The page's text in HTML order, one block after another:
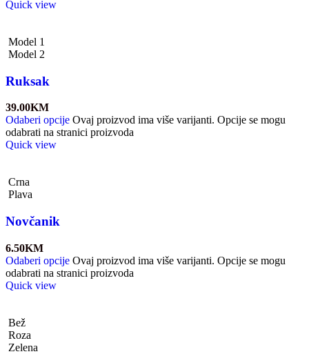
Quick view
Model 1
Model 2
Ruksak
39.00KM
Odaberi opcije Ovaj proizvod ima više varijanti. Opcije se mogu
odabrati na stranici proizvoda
Quick view
Crna
Plava
Novčanik
6.50KM
Odaberi opcije Ovaj proizvod ima više varijanti. Opcije se mogu
odabrati na stranici proizvoda
Quick view
Bež
Roza
Zelena